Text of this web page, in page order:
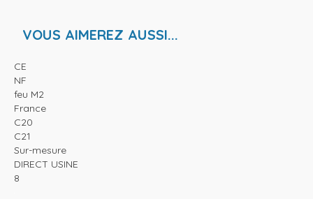
VOUS AIMEREZ AUSSI...
CE
NF
feu M2
France
C20
C21
Sur-mesure
DIRECT USINE
8